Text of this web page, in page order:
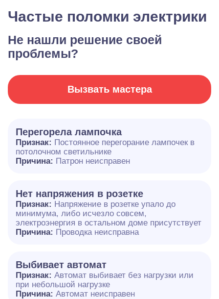
Частые поломки электрики
Не нашли решение своей
проблемы?
Вызвать мастера
Перегорела лампочка
Признак: Постоянное перегорание лампочек в
потолочном светильнике
Причина: Патрон неисправен
Нет напряжения в розетке
Признак: Напряжение в розетке упало до
минимума, либо исчезло совсем,
электроэнергия в остальном доме присутствует
Причина: Проводка неисправна
Выбивает автомат
Признак: Автомат выбивает без нагрузки или
при небольшой нагрузке
Причина: Автомат неисправен